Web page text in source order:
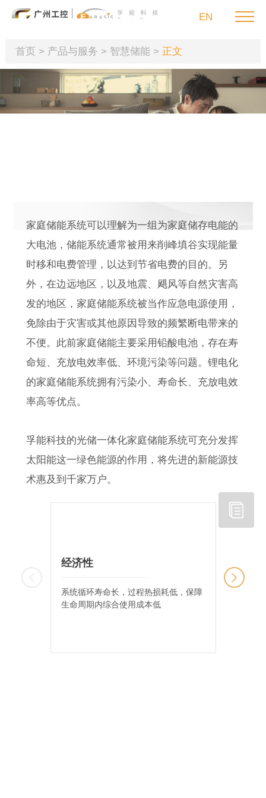
EN
首页
新闻媒体
联系我们
首页 > 产品与服务 > 智慧储能> 正文
家庭储能系统可以理解为一组为家庭储存电能的
大电池，储能系统通常被用来削峰填谷实现能量
时移和电费管理，以达到节省电费的目的。另
外，在边远地区，以及地震、飓风等自然灾害高
发的地区，家庭储能系统被当作应急电源使用，
免除由于灾害或其他原因导致的频繁断电带来的
不便。此前家庭储能主要采用铅酸电池，存在寿
命短、充放电效率低、环境污染等问题。锂电化
的家庭储能系统拥有污染小、寿命长、充放电效
率高等优点。
孚能科技的光储一体化家庭储能系统可充分发挥
太阳能这一绿色能源的作用，将先进的新能源技
术惠及到千家万户。
经济性
系统循环寿命长，过程热损耗低，保障
生命周期内综合使用成本低